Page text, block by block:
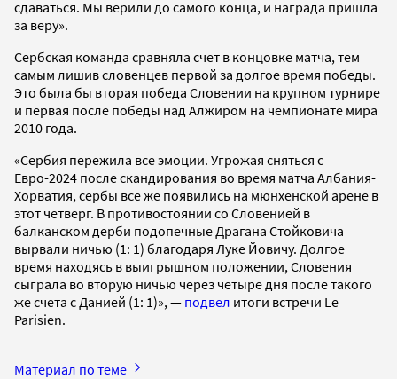
сдаваться. Мы верили до самого конца, и награда пришла
за веру».
Сербская команда сравняла счет в концовке матча, тем
самым лишив словенцев первой за долгое время победы.
Это была бы вторая победа Словении на крупном турнире
и первая после победы над Алжиром на чемпионате мира
2010 года.
«Сербия пережила все эмоции. Угрожая сняться с
Евро-2024 после скандирования во время матча Албания-
Хорватия, сербы все же появились на мюнхенской арене в
этот четверг. В противостоянии со Словенией в
балканском дерби подопечные Драгана Стойковича
вырвали ничью (1: 1) благодаря Луке Йовичу. Долгое
время находясь в выигрышном положении, Словения
сыграла во вторую ничью через четыре дня после такого
же счета с Данией (1: 1)», — подвел итоги встречи Le
Parisien.
Материал по теме